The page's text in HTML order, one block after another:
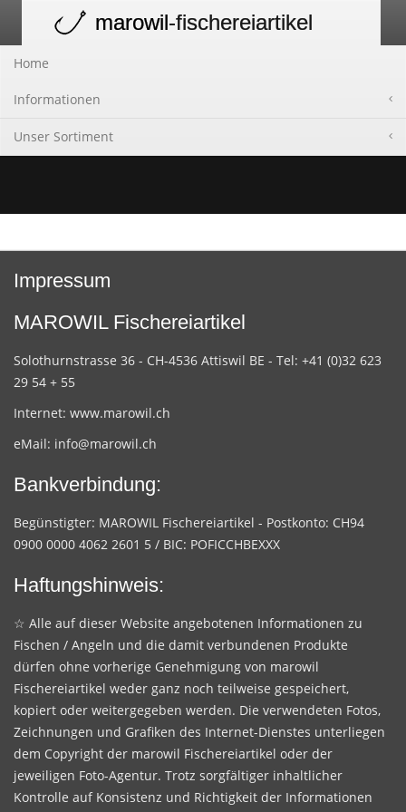
navigation
marowil-fischereiartikel
Home
Informationen
Unser Sortiment
Impressum
MAROWIL Fischereiartikel
Solothurnstrasse 36 - CH-4536 Attiswil BE - Tel: +41 (0)32 623
29 54 + 55
Internet: www.marowil.ch
eMail: info@marowil.ch
Bankverbindung:
Begünstigter: MAROWIL Fischereiartikel - Postkonto: CH94
0900 0000 4062 2601 5 / BIC: POFICCHBEXXX
Haftungshinweis:
☆ Alle auf dieser Website angebotenen Informationen zu
Fischen / Angeln und die damit verbundenen Produkte
dürfen ohne vorherige Genehmigung von marowil
Fischereiartikel weder ganz noch teilweise gespeichert,
kopiert oder weitergegeben werden. Die verwendeten Fotos,
Zeichnungen und Grafiken des Internet-Dienstes unterliegen
dem Copyright der marowil Fischereiartikel oder der
jeweiligen Foto-Agentur. Trotz sorgfältiger inhaltlicher
Kontrolle auf Konsistenz und Richtigkeit der Informationen